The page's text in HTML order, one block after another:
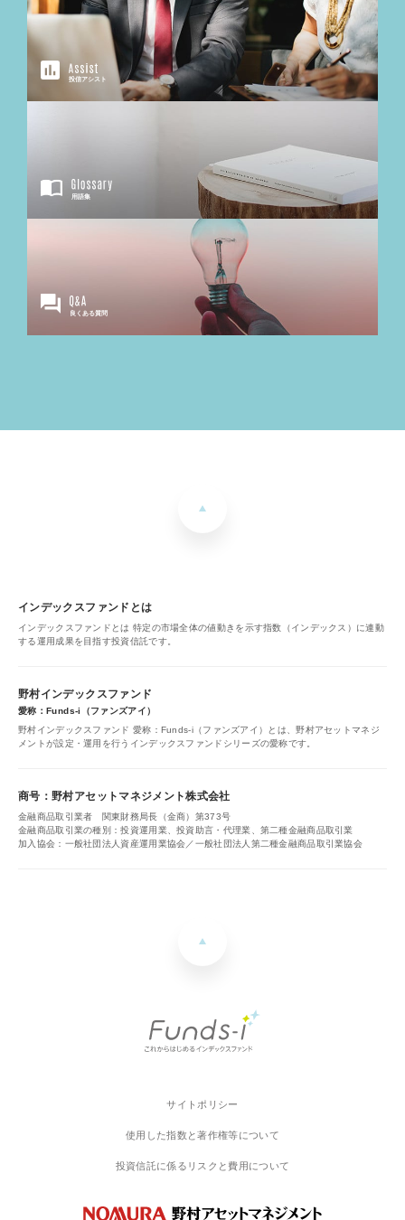
投信アシスト
用語集
良くある質問
インデックスファンドとは
インデックスファンドとは 特定の市場全体の値動きを示す指数（インデックス）に連動
する運用成果を目指す投資信託です。
野村インデックスファンド
愛称：Funds-i（ファンズアイ）
野村インデックスファンド 愛称：Funds-i（ファンズアイ）とは、野村アセットマネジ
メントが設定・運用を行うインデックスファンドシリーズの愛称です。
商号：野村アセットマネジメント株式会社
金融商品取引業者 関東財務局長（金商）第373号
金融商品取引業の種別：投資運用業、投資助言・代理業、第二種金融商品取引業
加入協会：一般社団法人資産運用業協会／一般社団法人第二種金融商品取引業協会
サイトポリシー
使用した指数と著作権等について
投資信託に係るリスクと費用について